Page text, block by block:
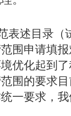
表述目录（
围申请填
优化起到
围的要求
一要求，